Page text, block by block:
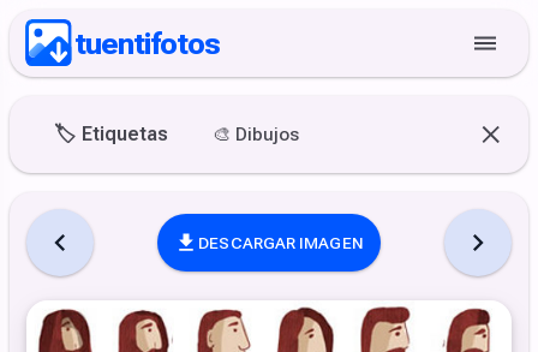
tuentifotos
🏷️ Etiquetas 🎨 Dibujos
DESCARGAR IMAGEN